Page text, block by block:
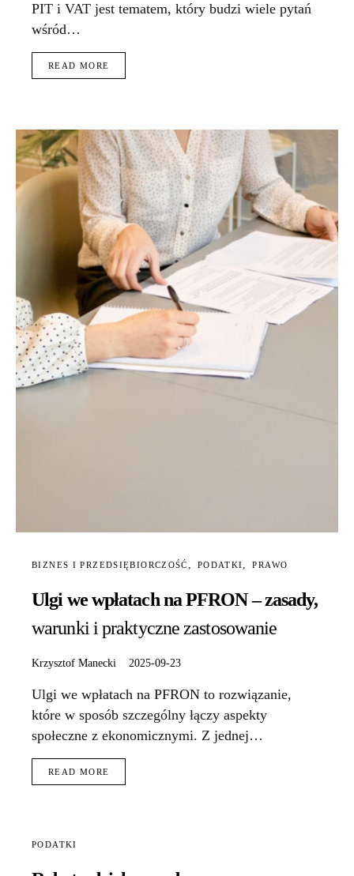
PIT i VAT jest tematem, który budzi wiele pytań
wśród…
READ MORE
BIZNES I PRZEDSIĘBIORCZOŚĆ PODATKI PRAWO
Ulgi we wpłatach na PFRON – zasady,
warunki i praktyczne zastosowanie
Krzysztof Manecki 2025-09-23
Ulgi we wpłatach na PFRON to rozwiązanie,
które w sposób szczególny łączy aspekty
społeczne z ekonomicznymi. Z jednej…
READ MORE
PODATKI